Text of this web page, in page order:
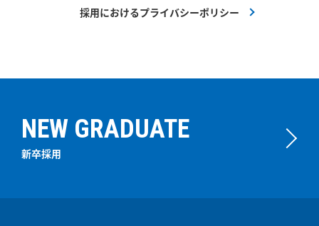
採用におけるプライバシーポリシー
NEW GRADUATE
新卒採用